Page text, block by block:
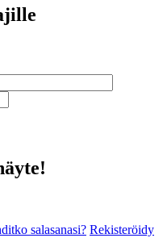
salasanasi? Rekisteröidy